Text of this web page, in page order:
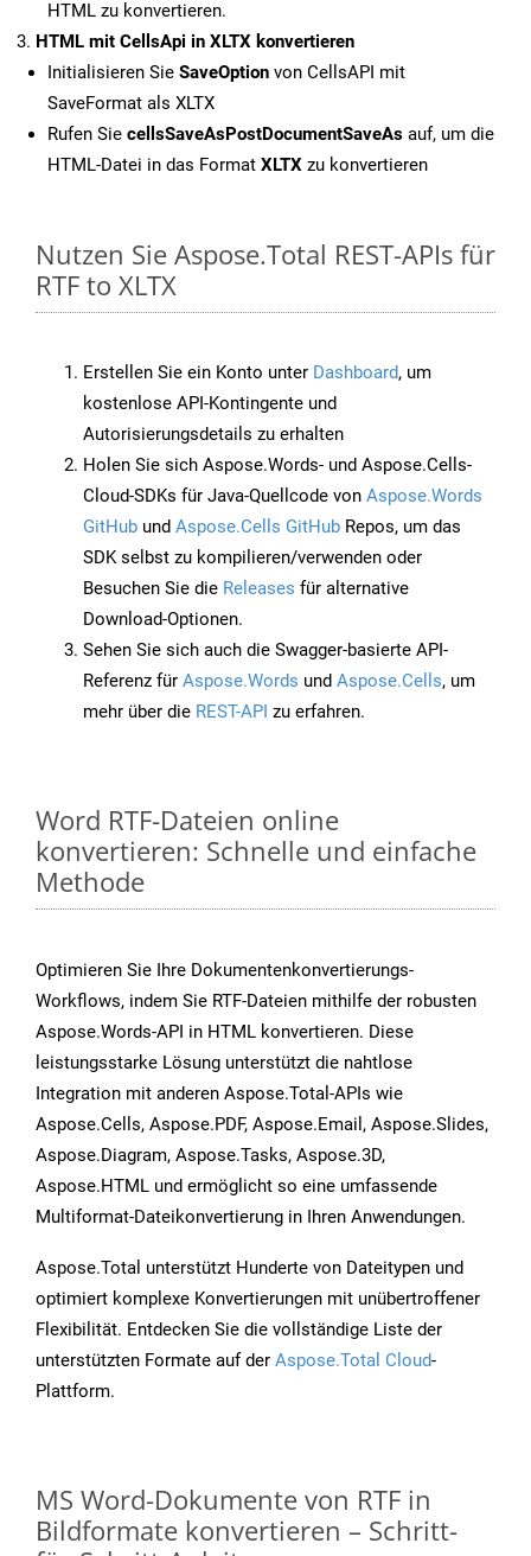
HTML zu konvertieren.
HTML mit CellsApi in XLTX konvertieren
Initialisieren Sie SaveOption von CellsAPI mit
SaveFormat als XLTX
Rufen Sie cellsSaveAsPostDocumentSaveAs auf, um die
HTML-Datei in das Format XLTX zu konvertieren
Nutzen Sie Aspose.Total REST-APIs für
RTF to XLTX
Erstellen Sie ein Konto unter Dashboard, um
kostenlose API-Kontingente und
Autorisierungsdetails zu erhalten
Holen Sie sich Aspose.Words- und Aspose.Cells-
Cloud-SDKs für Java-Quellcode von Aspose.Words
GitHub und Aspose.Cells GitHub Repos, um das
SDK selbst zu kompilieren/verwenden oder
Besuchen Sie die Releases für alternative
Download-Optionen.
Sehen Sie sich auch die Swagger-basierte API-
Referenz für Aspose.Words und Aspose.Cells, um
mehr über die REST-API zu erfahren.
Word RTF-Dateien online
konvertieren: Schnelle und einfache
Methode
Optimieren Sie Ihre Dokumentenkonvertierungs-
Workflows, indem Sie RTF-Dateien mithilfe der robusten
Aspose.Words-API in HTML konvertieren. Diese
leistungsstarke Lösung unterstützt die nahtlose
Integration mit anderen Aspose.Total-APIs wie
Aspose.Cells, Aspose.PDF, Aspose.Email, Aspose.Slides,
Aspose.Diagram, Aspose.Tasks, Aspose.3D,
Aspose.HTML und ermöglicht so eine umfassende
Multiformat-Dateikonvertierung in Ihren Anwendungen.
Aspose.Total unterstützt Hunderte von Dateitypen und
optimiert komplexe Konvertierungen mit unübertroffener
Flexibilität. Entdecken Sie die vollständige Liste der
unterstützten Formate auf der Aspose.Total Cloud-
Plattform.
MS Word-Dokumente von RTF in
Bildformate konvertieren – Schritt-